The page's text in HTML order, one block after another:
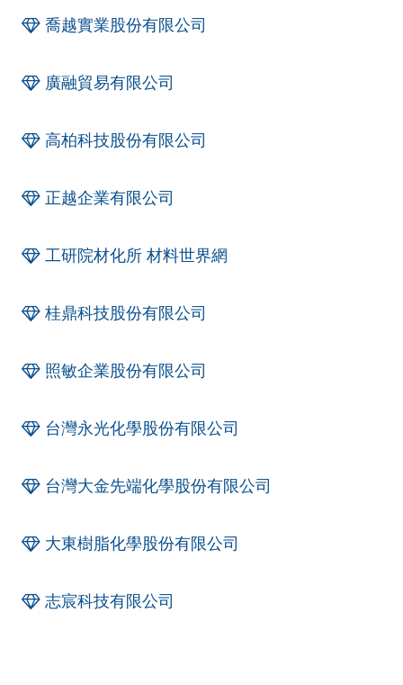
喬越實業股份有限公司
廣融貿易有限公司
高柏科技股份有限公司
正越企業有限公司
工研院材化所 材料世界網
桂鼎科技股份有限公司
照敏企業股份有限公司
台灣永光化學股份有限公司
台灣大金先端化學股份有限公司
大東樹脂化學股份有限公司
志宸科技有限公司